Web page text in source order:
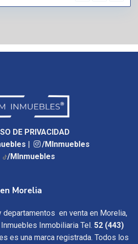
DE PRIVACIDAD
|
/MInmuebles
/MInmuebles
Morelia
departamentos en venta en Morelia,
Inmobiliaria Tel. 52 (443)
es una marca registrada. Todos los